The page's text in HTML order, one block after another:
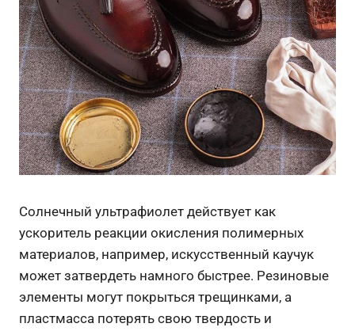
Солнечный ультрафиолет действует как
ускоритель реакции окисления полимерных
материалов, например, искусственный каучук
может затвердеть намного быстрее. Резиновые
элементы могут покрыться трещинками, а
пластмасса потерять свою твердость и